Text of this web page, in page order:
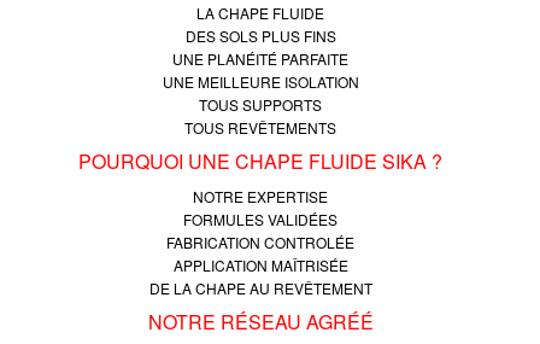
LA CHAPE FLUIDE
DES SOLS PLUS FINS
UNE PLANÉITÉ PARFAITE
UNE MEILLEURE ISOLATION
TOUS SUPPORTS
TOUS REVÊTEMENTS
POURQUOI UNE CHAPE FLUIDE SIKA ?
NOTRE EXPERTISE
FORMULES VALIDÉES
FABRICATION CONTROLÉE
APPLICATION MAÎTRISÉE
DE LA CHAPE AU REVÊTEMENT
NOTRE RÉSEAU AGRÉÉ